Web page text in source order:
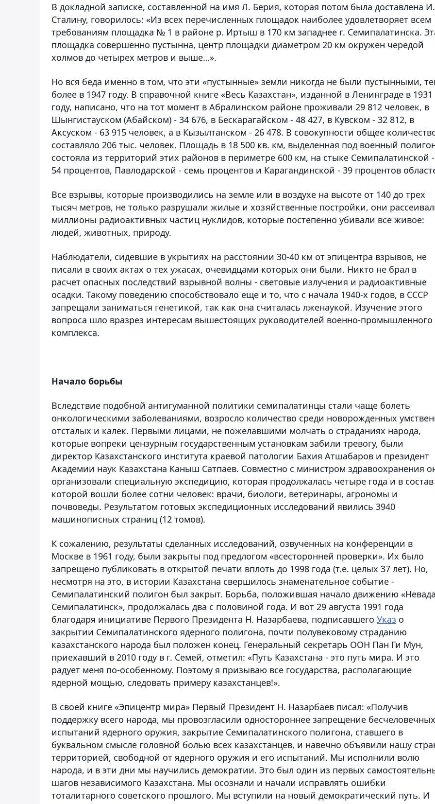
В докладной записке, составленной на имя Л. Берия, которая потом была доставлена И.
Сталину, говорилось: «Из всех перечисленных площадок наиболее удовлетворяет всем
требованиям площадка № 1 в районе р. Иртыш в 170 км западнее г. Семипалатинска.
площадка совершенно пустынна, центр площадки диаметром 20 км окружен чередой
холмов до четырех метров и выше…».
Но вся беда именно в том, что эти «пустынные» земли никогда не были пустынными,
более в 1947 году. В справочной книге «Весь Казахстан», изданной в Ленинграде в 1931
году, написано, что на тот момент в Абралинском районе проживали 29 812 человек, в
Шынгистауском (Абайском) - 34 676, в Бескарагайском - 48 427, в Кувском - 32 812, в
Аксуском - 63 915 человек, а в Кызылтанском - 26 478. В совокупности общее
составляло 206 тыс. человек. Площадь в 18 500 кв. км, выделенная под военный
состояла из территорий этих районов в периметре 600 км, на стыке Семипалатинской -
54 процентов, Павлодарской - семь процентов и Карагандинской - 39 процентов
Все взрывы, которые производились на земле или в воздухе на высоте от 140 до трех
тысяч метров, не только разрушали жилые и хозяйственные постройки, они
миллионы радиоактивных частиц нуклидов, которые постепенно убивали все живое:
людей, животных, природу.
Наблюдатели, сидевшие в укрытиях на расстоянии 30-40 км от эпицентра взрывов, не
писали в своих актах о тех ужасах, очевидцами которых они были. Никто не брал в
расчет опасных последствий взрывной волны - световые излучения и радиоактивные
осадки. Такому поведению способствовало еще и то, что с начала 1940-х годов, в СССР
запрещали заниматься генетикой, так как она считалась лженаукой. Изучение этого
вопроса шло вразрез интересам вышестоящих руководителей военно-промышленного
комплекса.
Начало борьбы
Вследствие подобной антигуманной политики семипалатинцы стали чаще болеть
онкологическими заболеваниями, возросло количество среди новорожденных
отсталых и калек. Первыми лицами, не пожелавшими молчать о страданиях народа,
которые вопреки цензурным государственным установкам забили тревогу, были
директор Казахстанского института краевой патологии Бахия Атшабаров и президент
Академии наук Казахстана Каныш Сатпаев. Совместно с министром здравоохранения
организовали специальную экспедицию, которая продолжалась четыре года и в состав
которой вошли более сотни человек: врачи, биологи, ветеринары, агрономы и
почвоведы. Результатом готовых экспедиционных исследований явились 3940
машинописных страниц (12 томов).
К сожалению, результаты сделанных исследований, озвученных на конференции в
Москве в 1961 году, были закрыты под предлогом «всесторонней проверки». Их было
запрещено публиковать в открытой печати вплоть до 1998 года (т.е. целых 37 лет). Но,
несмотря на это, в истории Казахстана свершилось знаменательное событие -
Семипалатинский полигон был закрыт. Борьба, положившая начало движению
Семипалатинск», продолжалась два с половиной года. И вот 29 августа 1991 года
благодаря инициативе Первого Президента Н. Назарбаева, подписавшего Указ о
закрытии Семипалатинского ядерного полигона, почти полувековому страданию
казахстанского народа был положен конец. Генеральный секретарь ООН Пан Ги Мун,
приехавший в 2010 году в г. Семей, отметил: «Путь Казахстана - это путь мира. И это
радует меня по-особенному. Поэтому я призываю все государства, располагающие
ядерной мощью, следовать примеру казахстанцев!».
В своей книге «Эпицентр мира» Первый Президент Н. Назарбаев писал: «Получив
поддержку всего народа, мы провозгласили одностороннее запрещение бесчеловечных
испытаний ядерного оружия, закрытие Семипалатинского полигона, ставшего в
буквальном смысле головной болью всех казахстанцев, и навечно объявили нашу
территорией, свободной от ядерного оружия и его испытаний. Мы исполнили волю
народа, и в эти дни мы научились демократии. Это был один из первых
шагов независимого Казахстана. Мы осознали и начали исправлять ошибки
тоталитарного советского прошлого. Мы вступили на новый демократический путь. И